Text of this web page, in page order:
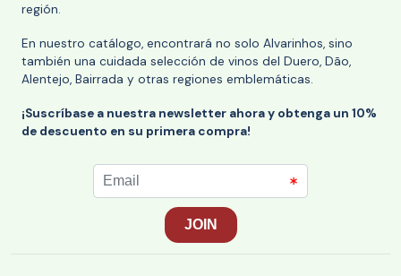
región.
En nuestro catálogo, encontrará no solo Alvarinhos, sino
también una cuidada selección de vinos del Duero, Dão,
Alentejo, Bairrada y otras regiones emblemáticas.
¡Suscríbase a nuestra newsletter ahora y obtenga un 10%
de descuento en su primera compra!